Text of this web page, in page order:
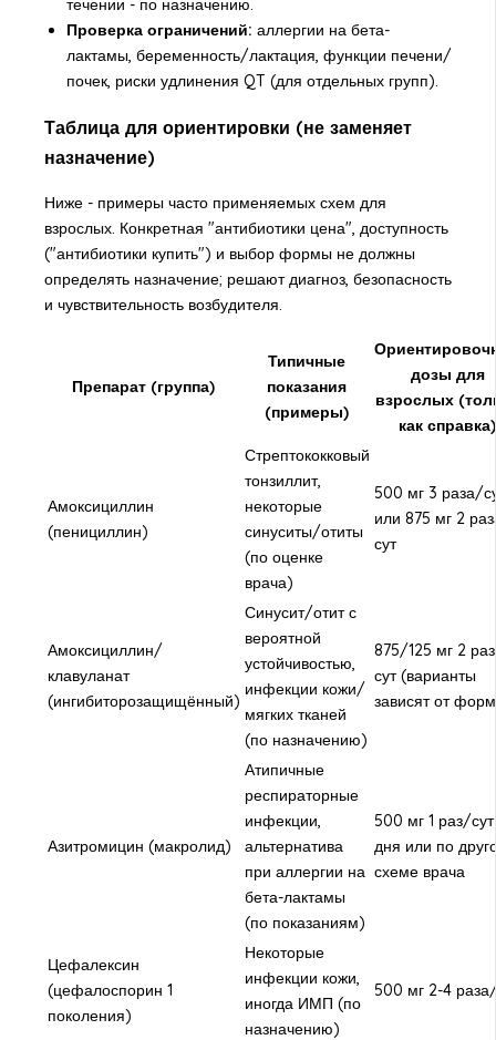
течении - по назначению.
Проверка ограничений: аллергии на бета-
лактамы, беременность/лактация, функции печени/
почек, риски удлинения QT (для отдельных групп).
Таблица для ориентировки (не заменяет
назначение)
Ниже - примеры часто применяемых схем для
взрослых. Конкретная "антибиотики цена", доступность
("антибиотики купить") и выбор формы не должны
определять назначение; решают диагноз, безопасность
и чувствительность возбудителя.
Препарат (группа)
Типичные
показания
(примеры)
дозы для
взрослых
как справка)
Амоксициллин
(пенициллин)
Стрептококковый
тонзиллит,
некоторые
синуситы/отиты
(по оценке
врача)
500 мг 3 раза/
или 875 мг 2
сут
Амоксициллин/
клавуланат
(ингибиторозащищённый)
Синусит/отит с
вероятной
устойчивостью,
инфекции кожи/
мягких тканей
(по назначению)
875/125 мг 2
сут (варианты
зависят от
Азитромицин (макролид)
Атипичные
респираторные
инфекции,
альтернатива
при аллергии на
бета-лактамы
(по показаниям)
500 мг 1 раз/
дня или по
схеме врача
Цефалексин
(цефалоспорин 1
поколения)
Некоторые
инфекции кожи,
иногда ИМП (по
назначению)
500 мг 2-4